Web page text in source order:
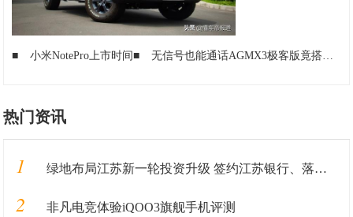
■ 小米NotePro上市时间■ 无信号也能通话AGMX3极客版竟搭载卫星通讯户外玩家福音
热门资讯
1 绿地布局江苏新一轮投资升级 签约江苏银行、落地重大产业
2 非凡电竞体验iQOO3旗舰手机评测